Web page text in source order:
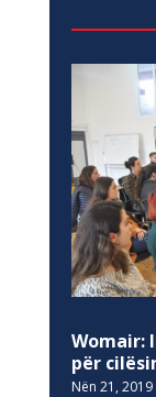
Womair:
për
Nën 21, 2019